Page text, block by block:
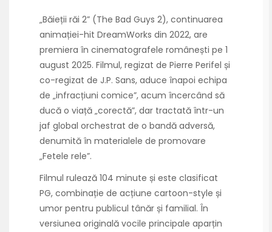
„Băieții răi 2” (The Bad Guys 2), continuarea
animației-hit DreamWorks din 2022, are
premiera în cinematografele românești pe 1
august 2025. Filmul, regizat de Pierre Perifel și
co-regizat de J.P. Sans, aduce înapoi echipa
de „infracțiuni comice”, acum încercând să
ducă o viață „corectă”, dar tractată într-un
jaf global orchestrat de o bandă adversă,
denumită în materialele de promovare
„Fetele rele”.
Filmul rulează 104 minute și este clasificat
PG, combinație de acțiune cartoon-style și
umor pentru publicul tânăr și familial. În
versiunea originală vocile principale aparțin